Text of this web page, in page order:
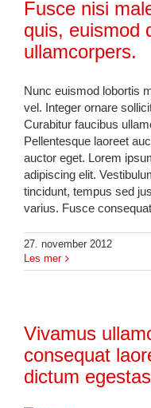
Fusce nisi
quis, euismod
ullamcorpers.
Nunc euismod lobortis
vel. Integer ornare
Curabitur faucibus
Pellentesque laoreet
auctor eget. Lorem
adipiscing elit.
tincidunt, tempus sed
varius. Fusce
27. november 2012
Les mer
Vivamus
consequat
dictum